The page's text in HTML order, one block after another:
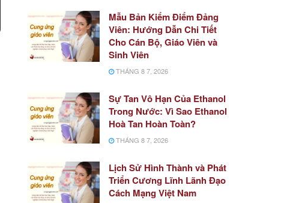
Mẫu Bản Kiểm Điểm Đảng
Viên: Hướng Dẫn Chi Tiết
Cho Cán Bộ, Giáo Viên và
Sinh Viên
THÁNG 8 7, 2026
Sự Tan Vô Hạn Của Ethanol
Trong Nước: Vì Sao Ethanol
Hoà Tan Hoàn Toàn?
THÁNG 8 7, 2026
Lịch Sử Hình Thành và Phát
Triển Cương Lĩnh Lãnh Đạo
Cách Mạng Việt Nam